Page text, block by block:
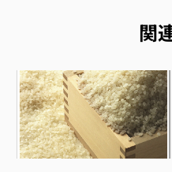
関